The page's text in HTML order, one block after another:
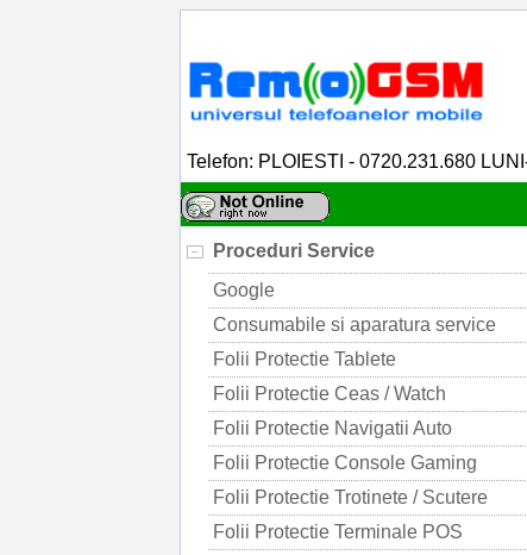
Telefon: PLOIESTI - 0720.231.680
Proceduri Service
Google
Consumabile si aparatura service
Folii Protectie Tablete
Folii Protectie Ceas / Watch
Folii Protectie Navigatii Auto
Folii Protectie Console Gaming
Folii Protectie Trotinete / Scutere
Folii Protectie Terminale POS